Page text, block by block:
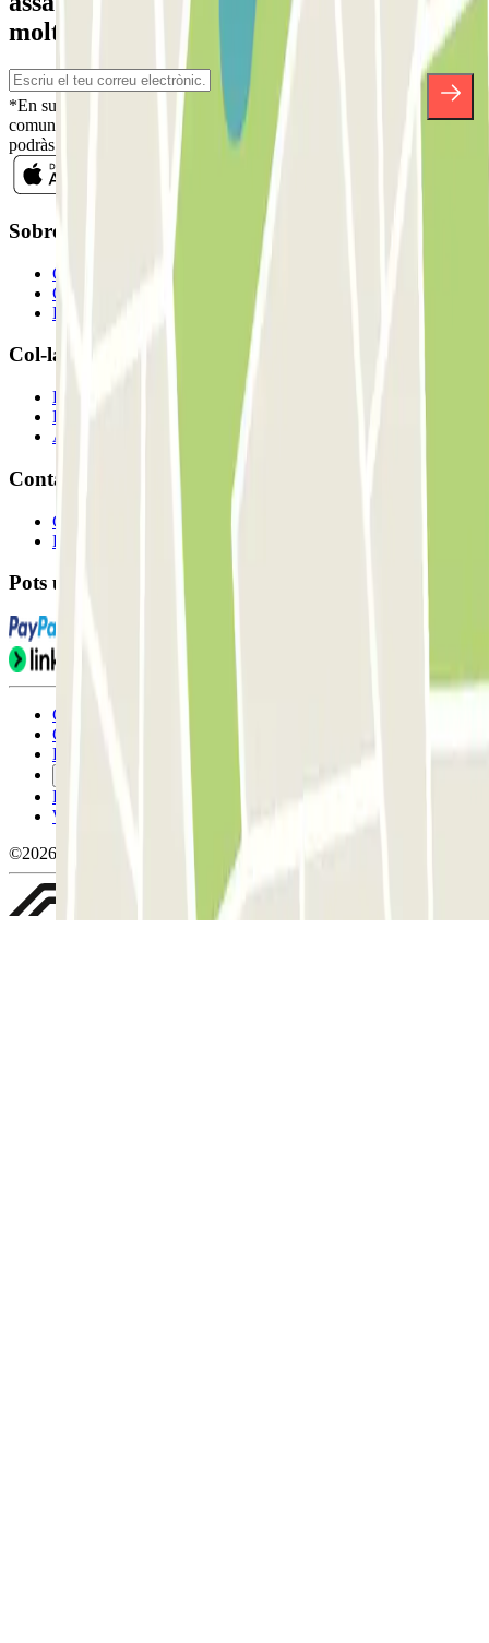
moltes altres sorpreses.
*En subscriure't acceptes la nostra Política de Privacitat per a rebre
comunicacions comercials de Parclick. Sense cap compromís,
podràs donar-te de baixa quan vulguis en la mateixa newsletter.
Sobre Parclick
Qui som
Com funciona?
Els nostres pàrquings
Col-laborem?
Professionals
Proveïdor de pàrquing
Afiliat
Contacte
Contacta'ns
FAQ
Pots utilitzar aquests mètodes de pagament:
Condicions d'ús i contratació
Condicions de cancel-lació
Política de cookies
Política de privacitat
Whistleblowing
©2026 Parclick. All rights reserved